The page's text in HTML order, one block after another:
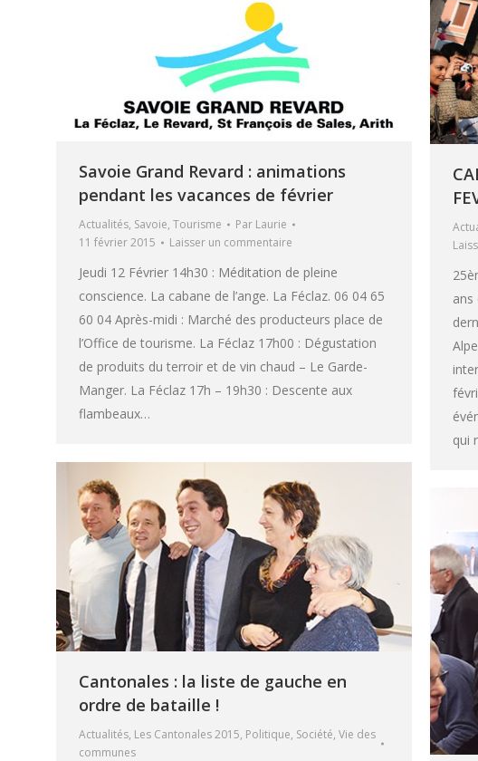
Savoie Grand Revard : animations
pendant les vacances de février
Actualités, Savoie, Tourisme Par Laurie
11 février 2015
Laisser un commentaire
Jeudi 12 Février 14h30 : Méditation de pleine
conscience. La cabane de l’ange. La Féclaz. 06 04 65
60 04 Après-midi : Marché des producteurs place de
l’Office de tourisme. La Féclaz 17h00 : Dégustation
de produits du terroir et de vin chaud – Le Garde-
Manger. La Féclaz 17h – 19h30 : Descente aux
flambeaux…
ans
qui
Cantonales : la liste de gauche en
ordre de bataille !
Actualités, Les Cantonales 2015, Politique, Société, Vie des
communes